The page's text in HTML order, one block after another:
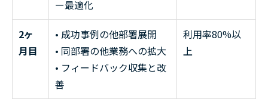
ー最適化
2ヶ
月目
• 成功事例の他部署展開
• 同部署の他業務への拡大
• フィードバック収集と改
善
利用率80%以
上